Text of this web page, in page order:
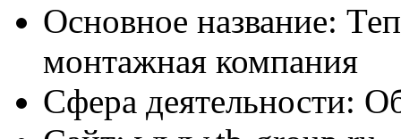
Основное название:
монтажная компания
Сфера деятельности: